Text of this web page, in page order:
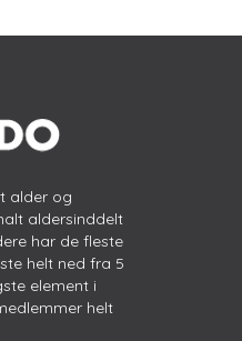
alder og
aldersinddelt
har de fleste
helt ned fra 5
element i
helt